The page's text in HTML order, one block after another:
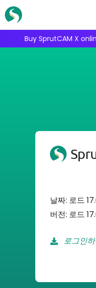
Skip
to
content
Buy SprutCAM X
날짜: 로드
버전: 로드
로그인